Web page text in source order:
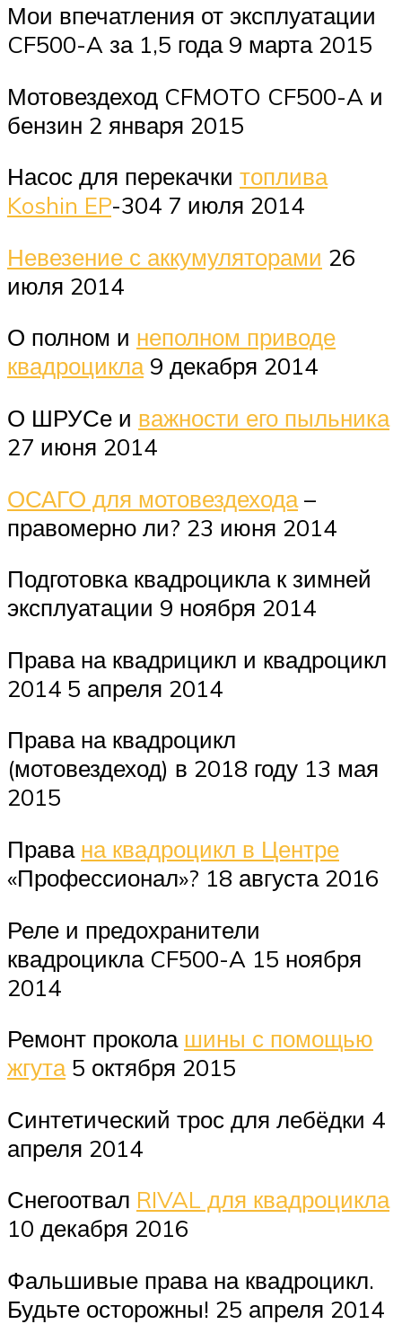
Мои впечатления от эксплуатации
CF500-A за 1,5 года 9 марта 2015
Мотовездеход CFMOTO CF500-A и
бензин 2 января 2015
Насос для перекачки топлива
Koshin EP-304 7 июля 2014
Невезение с аккумуляторами 26
июля 2014
О полном и неполном приводе
квадроцикла9 декабря 2014
О ШРУСе и важности его пыльника
27 июня 2014
ОСАГО для мотовездехода–
правомерно ли? 23 июня 2014
Подготовка квадроцикла к зимней
эксплуатации 9 ноября 2014
Права на квадрицикл и квадроцикл
2014 5 апреля 2014
Права на квадроцикл
(мотовездеход) в 2018 году 13 мая
2015
Права на квадроцикл в Центре
«Профессионал»? 18 августа 2016
Реле и предохранители
квадроцикла CF500-A 15 ноября
2014
Ремонт прокола шины с помощью
жгута5 октября 2015
Синтетический трос для лебёдки 4
апреля 2014
Снегоотвал RIVAL для квадроцикла
10 декабря 2016
Фальшивые права на квадроцикл.
Будьте осторожны! 25 апреля 2014